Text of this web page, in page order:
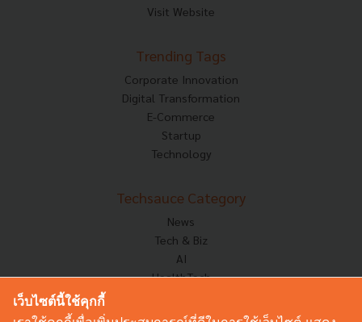
Visit Website
Trending Tags
Corporate Innovation
Digital Transformation
E-Commerce
Startup
Technology
Techsauce Category
News
Tech & Biz
AI
HealthTech
Corp Innov
เว็บไซต์นี้ใช้คุกกี้